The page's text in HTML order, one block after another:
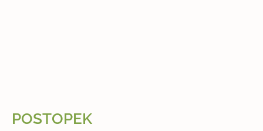
POSTOPEK